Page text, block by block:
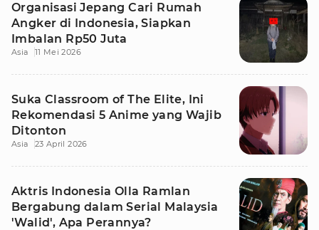
Organisasi Jepang Cari Rumah
Angker di Indonesia, Siapkan
Imbalan Rp50 Juta
Asia 11 Mei 2026
Suka Classroom of The Elite, Ini
Rekomendasi 5 Anime yang Wajib
Ditonton
Asia 23 April 2026
Aktris Indonesia Olla Ramlan
Bergabung dalam Serial Malaysia
'Walid', Apa Perannya?